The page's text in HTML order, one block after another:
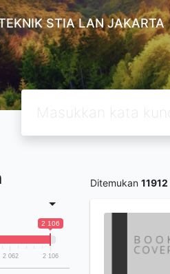
STIA LAN JAKARTA
2 106
2 062 2 106
Ditemukan 11912